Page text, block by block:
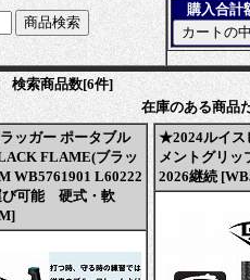
購入合計
検索商品数[6件]
在庫のある商品
ッガー ポータブル
FLAME(ブラッ
WB5761901 L60222
可能 硬式・軟
★2024ルイス
メントグリッ
2026継続